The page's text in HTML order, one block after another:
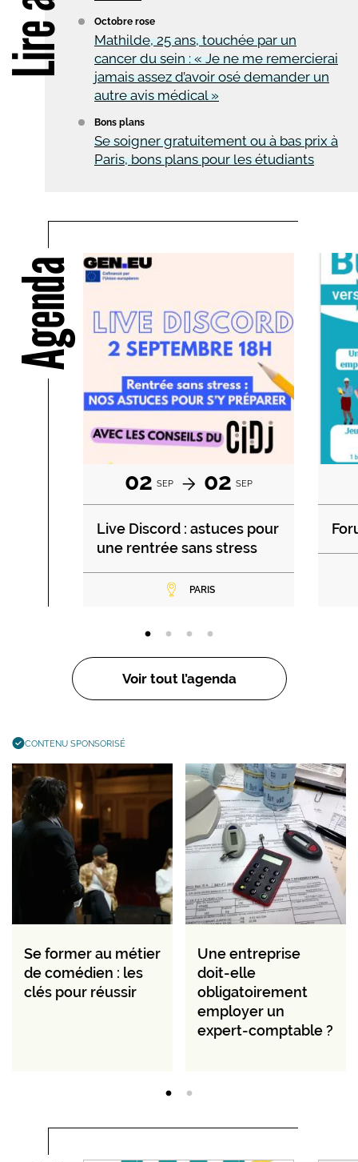
Octobre rose
Mathilde, 25 ans, touchée par un
cancer du sein : « Je ne me remercierai
jamais assez d’avoir osé demander un
autre avis médical »
Bons plans
Se soigner gratuitement ou à bas prix à
Paris, bons plans pour les étudiants
Agenda
02 SEP 02 SEP
Live Discord : astuces pour
une rentrée sans stress
PARIS
Voir tout l’agenda
CONTENU SPONSORISÉ
Se former au métier
de comédien : les
clés pour réussir
Une entreprise
doit-elle
obligatoirement
employer un
expert-comptable ?